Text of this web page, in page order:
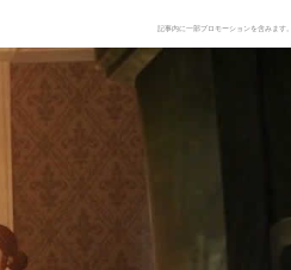
記事内に一部プロモーションを含みます。